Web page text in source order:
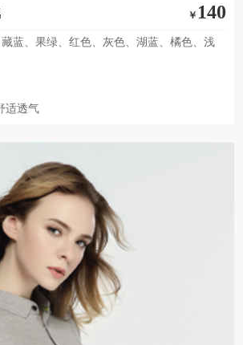
￥ 140
蓝、果绿、红色、灰色、湖蓝、橘色、浅
适透气